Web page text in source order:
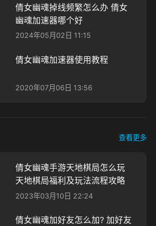
倩女幽魂掉线频繁怎么办 倩女
幽魂加速器哪个好
2024年05月02日 11:15
倩女幽魂加速器使用教程
2020年07月06日 13:56
查看更多
倩女幽魂手游天地棋局怎么玩
天地棋局福利及玩法流程攻略
2023年03月10日 22:24
倩女幽魂加好友怎么加? 加好友